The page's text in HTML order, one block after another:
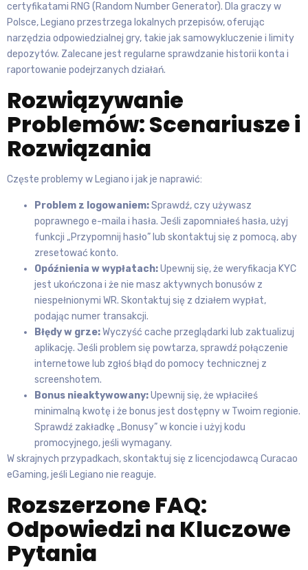
certyfikatami RNG (Random Number Generator). Dla graczy w
Polsce, Legiano przestrzega lokalnych przepisów, oferując
narzędzia odpowiedzialnej gry, takie jak samowykluczenie i limity
depozytów. Zalecane jest regularne sprawdzanie historii konta i
raportowanie podejrzanych działań.
Rozwiązywanie
Problemów: Scenariusze i
Rozwiązania
Częste problemy w Legiano i jak je naprawić:
Problem z logowaniem:Sprawdź, czy używasz
poprawnego e-maila i hasła. Jeśli zapomniałeś hasła, użyj
funkcji „Przypomnij hasło” lub skontaktuj się z pomocą, aby
zresetować konto.
Opóźnienia w wypłatach:Upewnij się, że weryfikacja KYC
jest ukończona i że nie masz aktywnych bonusów z
niespełnionymi WR. Skontaktuj się z działem wypłat,
podając numer transakcji.
Błędy w grze:Wyczyść cache przeglądarki lub zaktualizuj
aplikację. Jeśli problem się powtarza, sprawdź połączenie
internetowe lub zgłoś błąd do pomocy technicznej z
screenshotem.
Bonus nieaktywowany:Upewnij się, że wpłaciłeś
minimalną kwotę i że bonus jest dostępny w Twoim regionie.
Sprawdź zakładkę „Bonusy” w koncie i użyj kodu
promocyjnego, jeśli wymagany.
W skrajnych przypadkach, skontaktuj się z licencjodawcą Curacao
eGaming, jeśli Legiano nie reaguje.
Rozszerzone FAQ:
Odpowiedzi na Kluczowe
Pytania